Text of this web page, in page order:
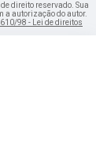
de direito reservado. Sua
a autorização do autor.
98 - Lei de direitos